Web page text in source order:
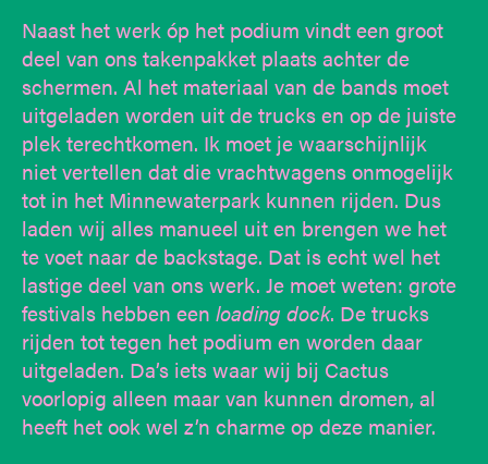
Naast het werk óp het podium vindt een groot
deel van ons takenpakket plaats achter de
schermen. Al het materiaal van de bands moet
uitgeladen worden uit de trucks en op de juiste
plek terechtkomen. Ik moet je waarschijnlijk
niet vertellen dat die vrachtwagens onmogelijk
tot in het Minnewaterpark kunnen rijden. Dus
laden wij alles manueel uit en brengen we het
te voet naar de backstage. Dat is echt wel het
lastige deel van ons werk. Je moet weten: grote
festivals hebben een loading dock. De trucks
rijden tot tegen het podium en worden daar
uitgeladen. Da’s iets waar wij bij Cactus
voorlopig alleen maar van kunnen dromen, al
heeft het ook wel z’n charme op deze manier.